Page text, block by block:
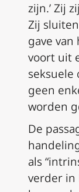
zijn.’ Zij
Zij
gave
voort uit
geen
worden
De
als
verder in